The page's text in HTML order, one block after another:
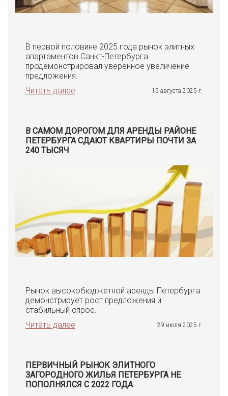
В первой половине 2025 года рынок элитных
апартаментов Санкт-Петербурга
продемонстрировал уверенное увеличение
предложения.
Читать далее
15 августа 2025 г.
В САМОМ ДОРОГОМ ДЛЯ АРЕНДЫ РАЙОНЕ
ПЕТЕРБУРГА СДАЮТ КВАРТИРЫ ПОЧТИ ЗА
240 ТЫСЯЧ
Рынок высокобюджетной аренды Петербурга
демонстрирует рост предложения и
стабильный спрос.
Читать далее
29 июля 2025 г.
ПЕРВИЧНЫЙ РЫНОК ЭЛИТНОГО
ЗАГОРОДНОГО ЖИЛЬЯ ПЕТЕРБУРГА НЕ
ПОПОЛНЯЛСЯ С 2022 ГОДА